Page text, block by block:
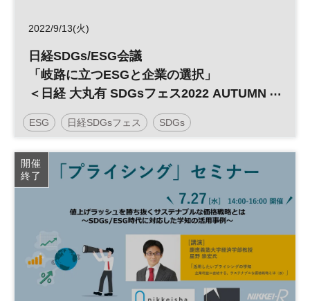
2022/9/13(火)
日経SDGs/ESG会議
「岐路に立つESGと企業の選択」
＜日経 大丸有 SDGsフェス2022 AUTUMN
＞
ESG 日経SDGsフェス SDGs
開催
終了